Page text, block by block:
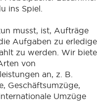
ins Spiel.
musst, ist, Aufträge
Aufgaben zu
zu werden. Wir
von
an, z. B.
Geschäftsumzüge,
Umzüge